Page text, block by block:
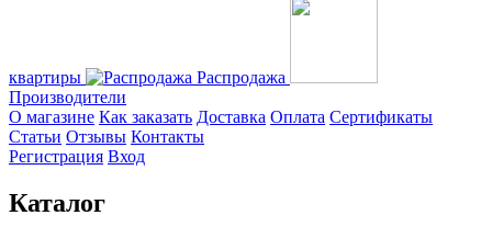
квартиры
Распродажа
Производители
О магазине Как заказать Доставка Оплата Сертификаты
Статьи Отзывы Контакты
Регистрация Вход
Каталог